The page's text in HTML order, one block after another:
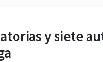
y siete